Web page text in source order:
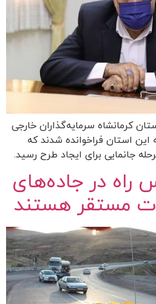
کرمانشاه سرمایه‌گذاران خارجی
به این استان فراخوانده شدند که
جانمایی برای ایجاد طرح رسید.
راه در جاده‌های
مستقر هستند